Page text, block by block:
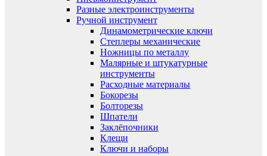
Разные электроинструменты
Ручной инструмент
Динамометрические ключи
Степлеры механические
Ножницы по металлу
Малярные и штукатурные
инструменты
Расходные материалы
Бокорезы
Болторезы
Шпатели
Заклёпочники
Клещи
Ключи и наборы